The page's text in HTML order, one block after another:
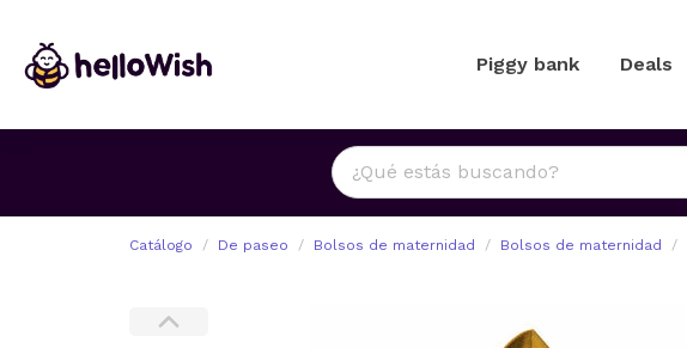
Piggy bank Deals
Catálogo De paseo Bolsos de maternidad Bolsos de maternidad